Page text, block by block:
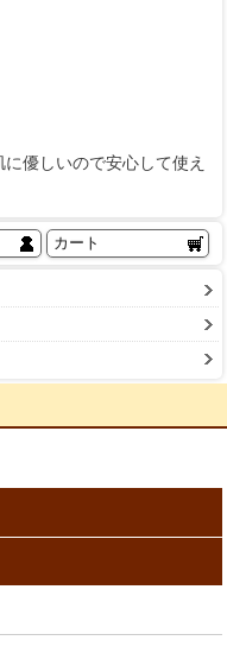
優しいので安心して使え
カート